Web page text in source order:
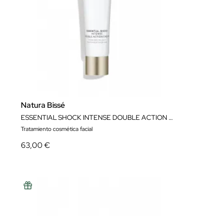
Natura Bissé
ESSENTIAL SHOCK INTENSE DOUBLE ACTION CREAM
Tratamiento cosmética facial
63,00 €